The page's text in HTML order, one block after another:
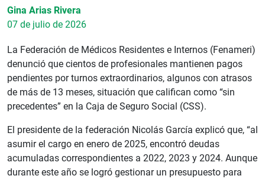
Gina Arias Rivera
07 de julio de 2026
La Federación de Médicos Residentes e Internos (Fenameri)
denunció que cientos de profesionales mantienen pagos
pendientes por turnos extraordinarios, algunos con atrasos
de más de 13 meses, situación que califican como “sin
precedentes” en la Caja de Seguro Social (CSS).
El presidente de la federación Nicolás García explicó que, “al
asumir el cargo en enero de 2025, encontró deudas
acumuladas correspondientes a 2022, 2023 y 2024. Aunque
durante este año se logró gestionar un presupuesto para